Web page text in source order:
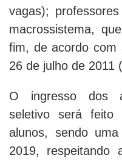
vagas);
macrossistema,
fim, de acordo com
26 de julho de 2011
O ingresso dos
seletivo será
alunos, sendo
2019, respeitando